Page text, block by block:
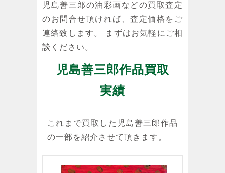
児島善三郎の油彩画などの買取査定
のお問合せ頂ければ、査定価格をご
連絡致します。 まずはお気軽にご相
談ください。
児島善三郎作品買取
実績
これまで買取した児島善三郎作品
の一部を紹介させて頂きます。